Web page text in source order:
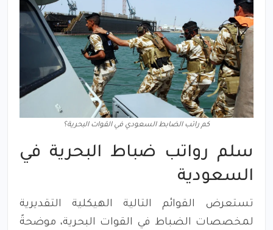
كم راتب الضابط السعودي في القوات البحرية؟
سلم رواتب ضباط البحرية في
السعودية
تستعرض القوائم التالية الهيكلية التقديرية
لمخصصات الضباط في القوات البحرية، موضحةً